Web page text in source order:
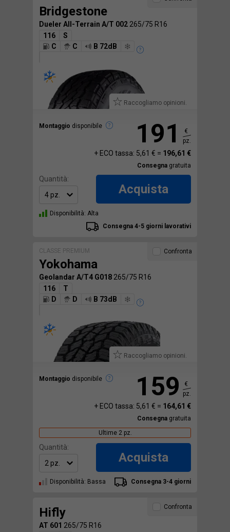
Bridgestone
Dueler All-Terrain A/T 002 265/75 R16
116
S
C
C B 72dB
Raccogliamo opinioni.
Montaggio disponibile 191
€
pz.
+ ECO tassa: 5,61 € = 196,61 €
Consegna gratuita
Quantità:
Acquista
Disponibilità: Alta
Consegna 4-5 giorni lavorativi
CLASSE PREMIUM
Yokohama
Geolandar A/T4 G018 265/75 R16
116
T
D
D B 73dB
Raccogliamo opinioni.
Montaggio disponibile
Confronta
159
€
pz.
+ ECO tassa: 5,61 € = 164,61 €
Consegna gratuita
Ultime 2 pz.
Quantità:
Acquista
Disponibilità: Bassa Consegna 3-4 giorni
Hifly
AT 601 265/75 R16
Confronta